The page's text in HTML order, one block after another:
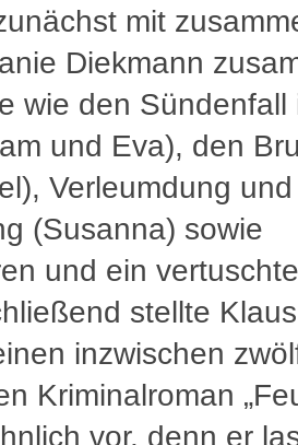
mit
Diekmann
wie den Sündenfall
und Eva), den
Verleumdung
(Susanna) sowie
und ein
stellte Klaus
inzwischen
Kriminalroman
vor, denn er